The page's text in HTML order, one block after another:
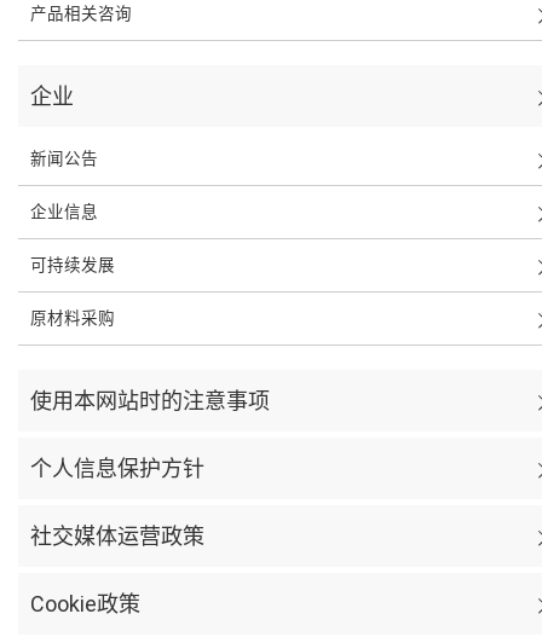
产品相关咨询
企业
新闻公告
企业信息
可持续发展
原材料采购
使用本网站时的注意事项
个人信息保护方针
社交媒体运营政策
Cookie政策